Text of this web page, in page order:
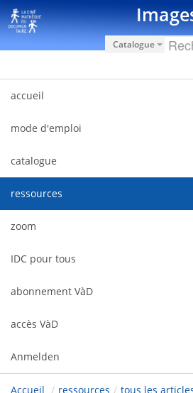
Zum Inhalt wechseln
Catalogue
accueil
mode d'emploi
catalogue
ressources
zoom
IDC pour tous
abonnement VàD
accès VàD
Anmelden
Accueil / ressources / tous les